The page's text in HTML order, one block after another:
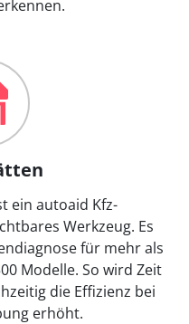
ein autoaid Kfz-
Werkzeug. Es
für mehr als
Modelle. So wird Zeit
die Effizienz bei
erhöht.